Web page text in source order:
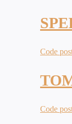
Code
Code